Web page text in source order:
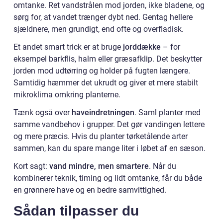
omtanke. Ret vandstrålen mod jorden, ikke bladene, og
sørg for, at vandet trænger dybt ned. Gentag hellere
sjældnere, men grundigt, end ofte og overfladisk.
Et andet smart trick er at bruge jorddække – for
eksempel barkflis, halm eller græsafklip. Det beskytter
jorden mod udtørring og holder på fugten længere.
Samtidig hæmmer det ukrudt og giver et mere stabilt
mikroklima omkring planterne.
Tænk også over haveindretningen. Saml planter med
samme vandbehov i grupper. Det gør vandingen lettere
og mere præcis. Hvis du planter tørketålende arter
sammen, kan du spare mange liter i løbet af en sæson.
Kort sagt: vand mindre, men smartere. Når du
kombinerer teknik, timing og lidt omtanke, får du både
en grønnere have og en bedre samvittighed.
Sådan tilpasser du